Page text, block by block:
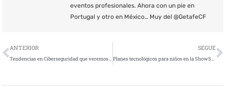
eventos profesionales. Ahora con un pie en
Portugal y otro en México… Muy del @GetafeCF
Ant
ANTERIOR
Tendencias en Ciberseguridad que veremos este 2019
SEGUE
Planes tecnológicos para niños en la ShowStore de Juguetrónica